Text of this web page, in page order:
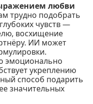
любви
трудно подобрать
чувств —
восхищение
ИИ может
эмоционально
укреплению
способ подарить
значительных